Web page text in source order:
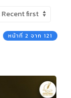
หน้าที่ 2 จาก 121